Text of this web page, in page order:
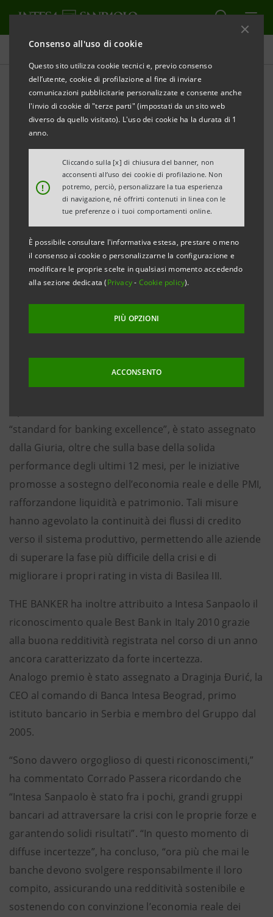
Consenso all'uso di cookie
Questo sito utilizza cookie tecnici e, previo consenso
dell’utente, cookie di profilazione al fine di inviare
comunicazioni pubblicitarie personalizzate e consente anche
l'invio di cookie di "terze parti" (impostati da un sito web
diverso da quello visitato). L'uso dei cookie ha la durata di 1
anno.
!
Cliccando sulla [x] di chiusura del banner, non
acconsenti all’uso dei cookie di profilazione. Non
potremo, perciò, personalizzare la tua esperienza
di navigazione, né offrirti contenuti in linea con le
tue preferenze o i tuoi comportamenti online.
È possibile consultare l'informativa estesa, prestare o meno
il consenso ai cookie o personalizzarne la configurazione e
modificare le proprie scelte in qualsiasi momento accedendo
alla sezione dedicata (Privacy- Cookie policy).
PIÙ OPZIONI
ACCONSENTO
Comunicati stampa
STAMPA AGGIORNA
THE BANKER AWARDS 2010: INTESA SANPAOLO SI
WESTERN EUROPE”
• Il Gruppo si conferma anche come BEST BANK IN
ITALY e BEST BANK IN SERBIA grazie a Banca Intesa
Beograd
• I tre prestigiosi riconoscimenti assegnati ieri in
occasione della cerimonia ufficiale a Londra
Londra, 3 dicembre 2010 – Il Gruppo Intesa Sanpaolo
“standard for banking excellence”, è stato assegnato
dalla Giuria, oltre che sulla base della solida
performance degli ultimi 12 mesi, per le iniziative
promosse a sostegno dell’economia reale e delle PMI,
rafforzandone liquidità e patrimonio. Tali misure
hanno agevolato la continuità dei flussi di credito
verso il sistema produttivo, permettendo alle aziende
di superare la fase più difficile della crisi e di
migliorare i propri rating in vista di Basilea III.
THE BANKER ha inoltre attribuito a Intesa Sanpaolo il
riconoscimento quale Best Bank in Italy 2010 grazie
alla buona redditività registrata nel corso di un anno
ancora caratterizzato da forte incertezza.
Analogo premio è stato assegnato a Draginja Đurić, la
CEO al comando di Banca Intesa Beograd, primo
istituto bancario in Serbia e membro del Gruppo dal
2005.
“Sono davvero orgoglioso di questi riconoscimenti,”
ha commentato Corrado Passera ricordando che
“Intesa Sanpaolo è stato fra i pochi, grandi gruppi
bancari ad attraversare la crisi con le proprie forze e
garantendo solidi risultati”. “In questo momento di
diffuse incertezze”, ha concluso, “ora più che mai le
banche devono svolgere responsabilmente il loro
compito, assicurando una redditività sostenibile e
sostenendo con convinzione l’economia reale dei